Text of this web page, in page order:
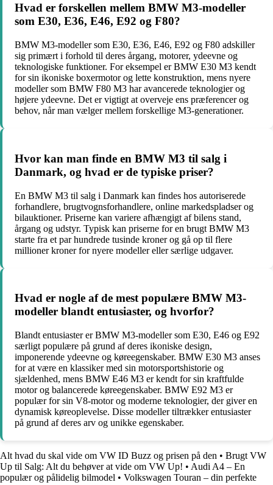
Hvad er forskellen mellem BMW M3-modeller
som E30, E36, E46, E92 og F80?
BMW M3-modeller som E30, E36, E46, E92 og F80 adskiller
sig primært i forhold til deres årgang, motorer, ydeevne og
teknologiske funktioner. For eksempel er BMW E30 M3 kendt
for sin ikoniske boxermotor og lette konstruktion, mens nyere
modeller som BMW F80 M3 har avancerede teknologier og
højere ydeevne. Det er vigtigt at overveje ens præferencer og
behov, når man vælger mellem forskellige M3-generationer.
Hvor kan man finde en BMW M3 til salg i
Danmark, og hvad er de typiske priser?
En BMW M3 til salg i Danmark kan findes hos autoriserede
forhandlere, brugtvognsforhandlere, online markedspladser og
bilauktioner. Priserne kan variere afhængigt af bilens stand,
årgang og udstyr. Typisk kan priserne for en brugt BMW M3
starte fra et par hundrede tusinde kroner og gå op til flere
millioner kroner for nyere modeller eller særlige udgaver.
Hvad er nogle af de mest populære BMW M3-
modeller blandt entusiaster, og hvorfor?
Blandt entusiaster er BMW M3-modeller som E30, E46 og E92
særligt populære på grund af deres ikoniske design,
imponerende ydeevne og køreegenskaber. BMW E30 M3 anses
for at være en klassiker med sin motorsportshistorie og
sjældenhed, mens BMW E46 M3 er kendt for sin kraftfulde
motor og balancerede køreegenskaber. BMW E92 M3 er
populær for sin V8-motor og moderne teknologier, der giver en
dynamisk køreoplevelse. Disse modeller tiltrækker entusiaster
på grund af deres arv og unikke egenskaber.
Alt hvad du skal vide om VW ID Buzz og prisen på den • Brugt VW
Up til Salg: Alt du behøver at vide om VW Up! • Audi A4 – En
populær og pålidelig bilmodel • Volkswagen Touran – din perfekte